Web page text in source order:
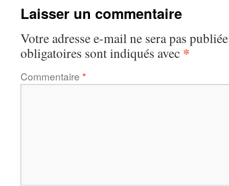
Laisser un commentaire
Votre adresse e-mail ne sera pas
obligatoires sont indiqués avec *
Commentaire *